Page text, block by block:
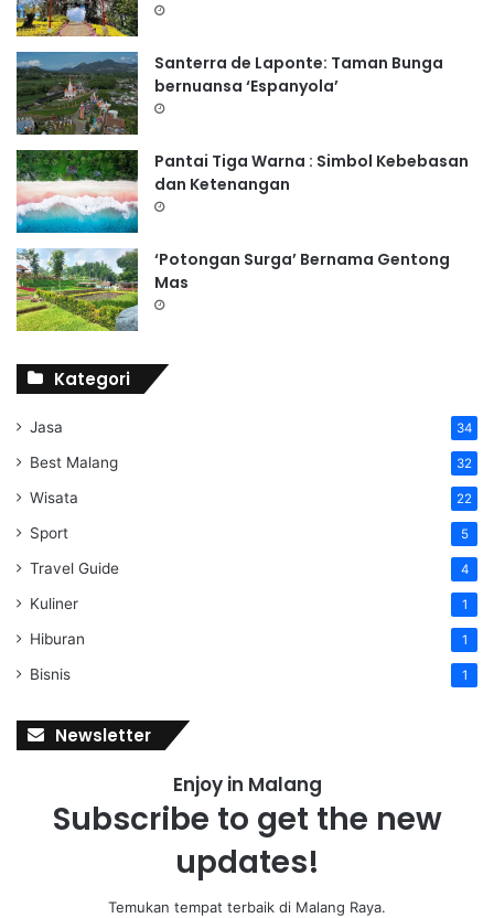
Santerra de Laponte: Taman Bunga
bernuansa ‘Espanyola’
Pantai Tiga Warna : Simbol Kebebasan
dan Ketenangan
‘Potongan Surga’ Bernama Gentong
Mas
Kategori
Jasa 34
Best Malang 32
Wisata 22
Sport 5
Travel Guide 4
Kuliner 1
Hiburan 1
Bisnis 1
Newsletter
Enjoy in Malang
Subscribe to get the new
updates!
Temukan tempat terbaik di Malang Raya.